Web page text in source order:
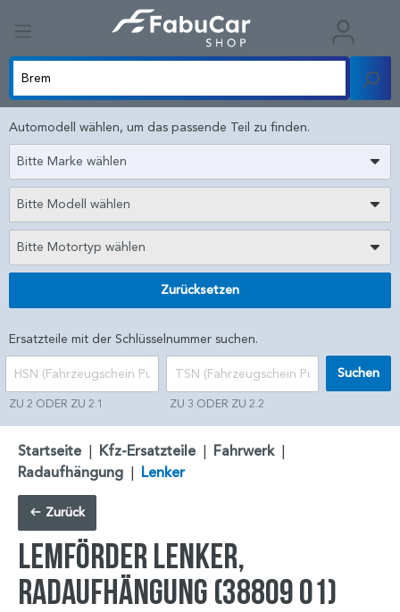
Automodell wählen, um das passende Teil zu finden.
Bitte Marke wählen
Bitte Modell wählen
Bitte Motortyp wählen
Zurücksetzen
Ersatzteile mit der Schlüsselnummer suchen.
ZU 2 ODER ZU 2.1 ZU 3 ODER ZU 2.2
Suchen
Startseite | Kfz-Ersatzteile | Fahrwerk |
Radaufhängung | Lenker
Zurück
LEMFÖRDER Lenker,
Radaufhängung (38809 01)